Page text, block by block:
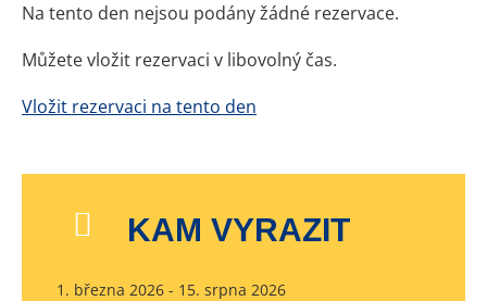
Na tento den nejsou podány žádné rezervace.
Můžete vložit rezervaci v libovolný čas.
Vložit rezervaci na tento den
KAM VYRAZIT
1. března 2026 - 15. srpna 2026